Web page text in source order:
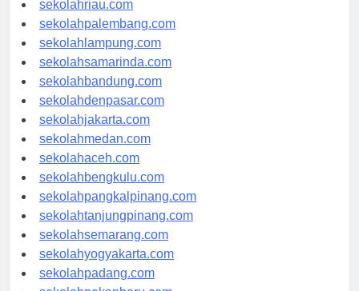
sekolahriau.com
sekolahpalembang.com
sekolahlampung.com
sekolahsamarinda.com
sekolahbandung.com
sekolahdenpasar.com
sekolahjakarta.com
sekolahmedan.com
sekolahaceh.com
sekolahbengkulu.com
sekolahpangkalpinang.com
sekolahtanjungpinang.com
sekolahsemarang.com
sekolahyogyakarta.com
sekolahpadang.com